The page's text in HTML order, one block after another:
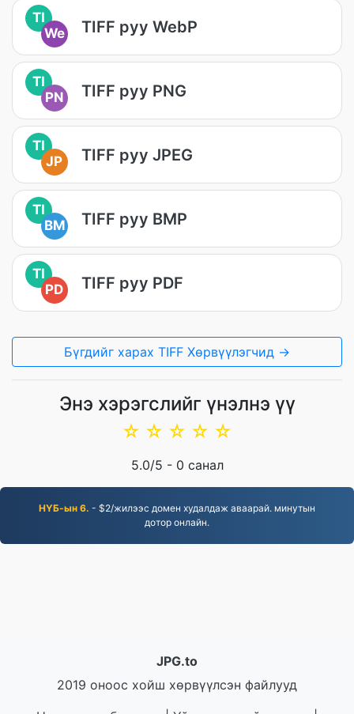
TI
We
TIFF руу WebP
TI
PN
TIFF руу PNG
TI
JP
TIFF руу JPEG
TI
BM
TIFF руу BMP
TI
PD
TIFF руу PDF
Бүгдийг харах TIFF Хөрвүүлэгчид →
Энэ хэрэгслийг үнэлнэ үү
☆
☆
☆
☆
☆
5.0/5 - 0 санал
НҮБ-ын 6. - $2/жилээс домен худалдаж аваарай. минутын
дотор онлайн.
JPG.to
2019 оноос хойш хөрвүүлсэн файлууд